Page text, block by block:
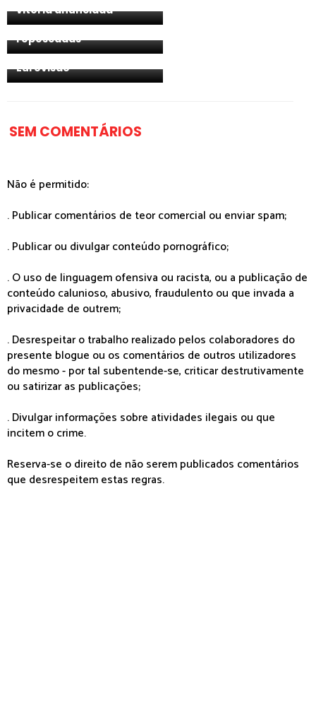
vitória anunciada
Melodifestivalen e
definidas as canções
repescadas
Suécia: KAJ vencem o
Melodifestivalen e vão à
Eurovisão
SEM COMENTÁRIOS
Não é permitido:
. Publicar comentários de teor comercial ou enviar spam;
. Publicar ou divulgar conteúdo pornográfico;
. O uso de linguagem ofensiva ou racista, ou a publicação de
conteúdo calunioso, abusivo, fraudulento ou que invada a
privacidade de outrem;
. Desrespeitar o trabalho realizado pelos colaboradores do
presente blogue ou os comentários de outros utilizadores
do mesmo - por tal subentende-se, criticar destrutivamente
ou satirizar as publicações;
. Divulgar informações sobre atividades ilegais ou que
incitem o crime.
Reserva-se o direito de não serem publicados comentários
que desrespeitem estas regras.